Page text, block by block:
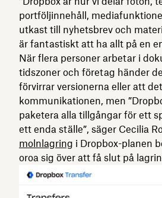
portföljinnehåll,
utkast till nyhetsbrev och
är fantastiskt att ha allt på en
När flera personer arbetar i
tidszoner och företag händer
förvirrar versionerna eller att
kommunikationen, men
paketera alla tillgångar för ett
ett enda ställe”, säger Cecilia
molnlagring i Dropbox-planen
oroa sig över att få slut på